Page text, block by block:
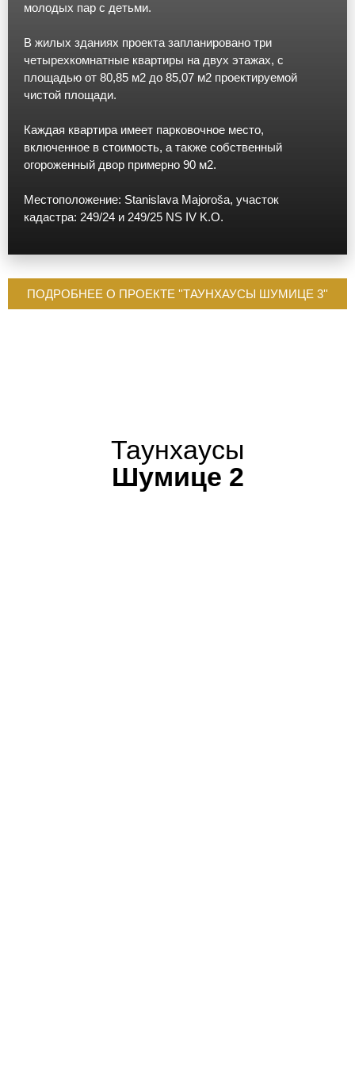
молодых пар с детьми.
В жилых зданиях проекта запланировано три
четырехкомнатные квартиры на двух этажах, с
площадью от 80,85 м2 до 85,07 м2 проектируемой
чистой площади.
Каждая квартира имеет парковочное место,
включенное в стоимость, а также собственный
огороженный двор примерно 90 м2.
Местоположение: Stanislava Majoroša, участок
кадастра: 249/24 и 249/25 NS IV K.O.
ПОДРОБНЕЕ О ПРОЕКТЕ ''ТАУНХАУСЫ ШУМИЦЕ 3''
Таунхаусы
Шумице 2